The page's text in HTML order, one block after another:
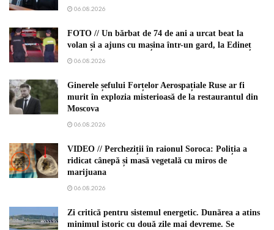
06.08.2026
FOTO // Un bărbat de 74 de ani a urcat beat la
volan și a ajuns cu mașina într-un gard, la Edineț
06.08.2026
Ginerele șefului Forțelor Aerospațiale Ruse ar fi
murit în explozia misterioasă de la restaurantul din
Moscova
06.08.2026
VIDEO // Percheziții în raionul Soroca: Poliția a
ridicat cânepă și masă vegetală cu miros de
marijuana
06.08.2026
Zi critică pentru sistemul energetic. Dunărea a atins
minimul istoric cu două zile mai devreme. Se